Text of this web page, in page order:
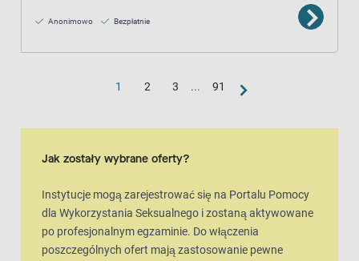
Anonimowo Bezpłatnie
1 2 3 ... 91
Jak zostały wybrane oferty?
Instytucje mogą zarejestrować się na Portalu Pomocy
dla Wykorzystania Seksualnego i zostaną aktywowane
po profesjonalnym egzaminie. Do włączenia
poszczególnych ofert mają zastosowanie pewne